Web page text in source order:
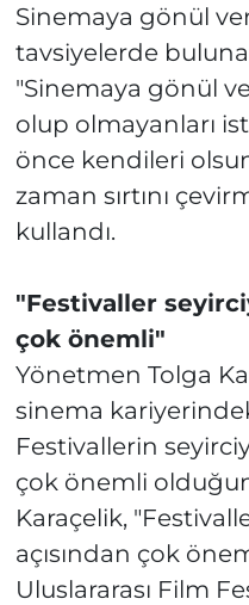
Sinemaya gönül
tavsiyelerde
"Sinemaya gönül
olup olmayanları
önce kendileri
zaman sırtını
kullandı.
"Festivaller
çok önemli"
Yönetmen Tolga
sinema
Festivallerin
çok önemli
Karaçelik,
açısından çok
Uluslararası Film